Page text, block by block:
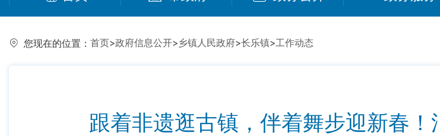
您现在的位置： 首页>政府信息公开>乡镇人民政府>长乐镇>工作动态
跟着非遗逛古镇，伴着舞步迎新春